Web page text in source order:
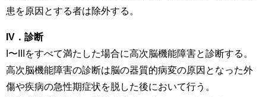
患を原因とする者は除外する。
IV．診断
I〜IIIをすべて満たした場合に高次脳機能障害と診断する。
高次脳機能障害の診断は脳の器質的病変の原因となった外
傷や疾病の急性期症状を脱した後において行う。